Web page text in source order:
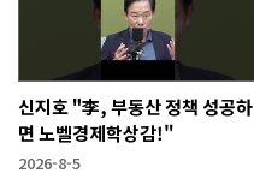
신지호 "李, 부동산 정책 성공하
면 노벨경제학상감!"
2026-8-5